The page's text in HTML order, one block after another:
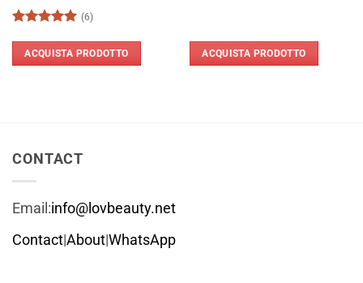
su 5
(6)
ACQUISTA PRODOTTO ACQUISTA PRODOTTO
CONTACT
Email:info@lovbeauty.net
Contact|About|WhatsApp